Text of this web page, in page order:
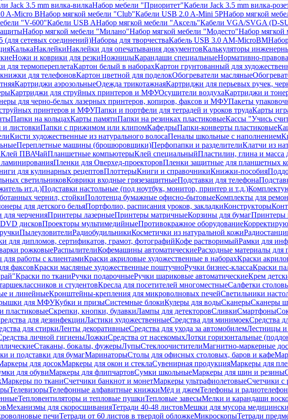
Jack 3.5 mm вилка-вилкаНабор мебели "Приоритет"Кабели Jack 3.5 mm вилка-
A-Micro BНабор мягкой мебели "Club"Кабели USB 2.0 A-Mini 5PНабор мягкой
"V-600"Кабели USB AНабор мягкой мебели "Аксель"Кабели VGA/SVGA (D-
Набор мягкой мебели "Милано"Набор мягкой мебели "Модесто"Набор
(для сетевых соединений)Наборы для творчестваКабель USB 3.0 AM-MicroBM
КалькаНаклейкиНаклейки для опечатывания документовКалькуляторы
Ножи и коврики для резкиНожницыКарандаши специальныеНормативно-
для термопереплетаКартон белый в наборахКартон грунтованный для
для телефоновКартон цветной для поделокОбогреватели масляные
Картриджи аэрозольныеОдежда трикотажнаяКартриджи для перьевых ручек,
Картриджи для струйных принтеров и МФУОсушители воздухаКартриджи и
для черно-белых лазерных принтеров, копиров, факсов и МФУПакеты
принтеров и МФУПапки и портфели для тетрадей и уроков трудаКарты
Папки на кольцахКарты памятиПапки на резинках пластиковыеКассы "Учись
и листовкиПапки с прижимом или клипомКафедрыПапки-конверты пластиковые
Кисти художественные из натурального волосаПеналы школьные с наполнением
Переплетные машины (брошюровщики)Перфопапки и разделителиКлатчи из
Клей ПВАЧайПланшетные компьютерыКлей специальныйПластилин, глина и масса
Пленки для Оверхед-проекторовПленки защитные для планшетных
для кулинарных рецептовПлоттерыКниги и справочникиКнижки-пособия
светильниковКоврики входные грязезащитныеПодставки для телефона
ит.д.)Подставки настольные (под ноутбук, монитор, принтер и т.д.)
чернил, стойкиПолотенца бумажные офисно-бытовыеКомплекты для
для детского бельяПортфолио, расписания уроков, закладкиКонструкторы
черченияПринтеры лазерныеПринтеры матричныеКорзины для бумагПринтеры
дисковПроекторы мультимедийныеПротивокражное оборудование
ПылеуловителиРадиобудильникиКосметички из натуральной кожи
для дипломов, сертификатов, грамот, фотографийКофе растворимыйРамки для
рожковыеРаспылителиКофемашины автоматическиеРасходные материалы для
работы с клиентамиКраски акриловые художественные в наборахКраски
факсовКраски масляные художественные поштучноРучки бизнес-классаКраски
Краски по тканиРучки подарочныеРучки шариковые автоматическиеКрем
и студентовКресла для посетителей многоместныеСалфетки
и линейныеКронштейны-крепления для микроволновых печейСветильники
для МФУКубки и призыСистемные блокиКулеры для водыСканерыСканеры
пластиковыеСкрепки, кнопки, булавкиЛампы для детекторовСливкиСмартфоны
для дезинфекцииЛастики художественныеСредства для минимоекСредства
для стиркиЛенты декоративныеСредства для ухода за автомобилемЛестницы и
личной гигиеныЛожкиСредства от насекомыхЛотки горизонтальные
Стаканы, бокалы, фужерыЛупыСтеклоочистителиМагнитно-маркерные
и подставки для бумагМаринаторыСтолы для офисных столовых, баров и кафе
для досокМаркеры для окон и стеклаСувенирная продукцияМаркеры для
для обувиМаркеры для флипчартовСумки школьныеМаркеры для шин и резины
Маркеры по тканиСчетчики банкнот и монетМаркеры ультрафиолетовыеСчетчики с
ТелевизорыТелефонные алфавитные книжкиМёд и джемТелефоны и
Тепловентиляторы и тепловые пушкиТепловые завесыМелки и карандаши
Механизмы для скоросшиванияТетради 40-48 листовМешки для мусора
печиТетради от 60 листов в твердой обложкеМикроскопыТетради